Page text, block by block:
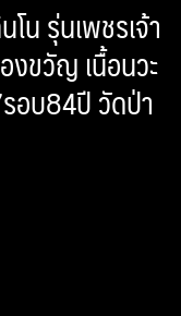
รุ่นเพชรเจ้า
งขวัญ เนื้อนวะ
อบ84ปี วัดป่า